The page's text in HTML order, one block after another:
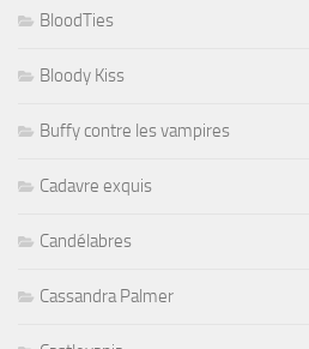
BloodTies
Bloody Kiss
Buffy contre les vampires
Cadavre exquis
Candélabres
Cassandra Palmer